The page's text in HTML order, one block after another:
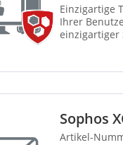
Einzigartige
Ihrer
einzigartiger
Sophos
Artikel-